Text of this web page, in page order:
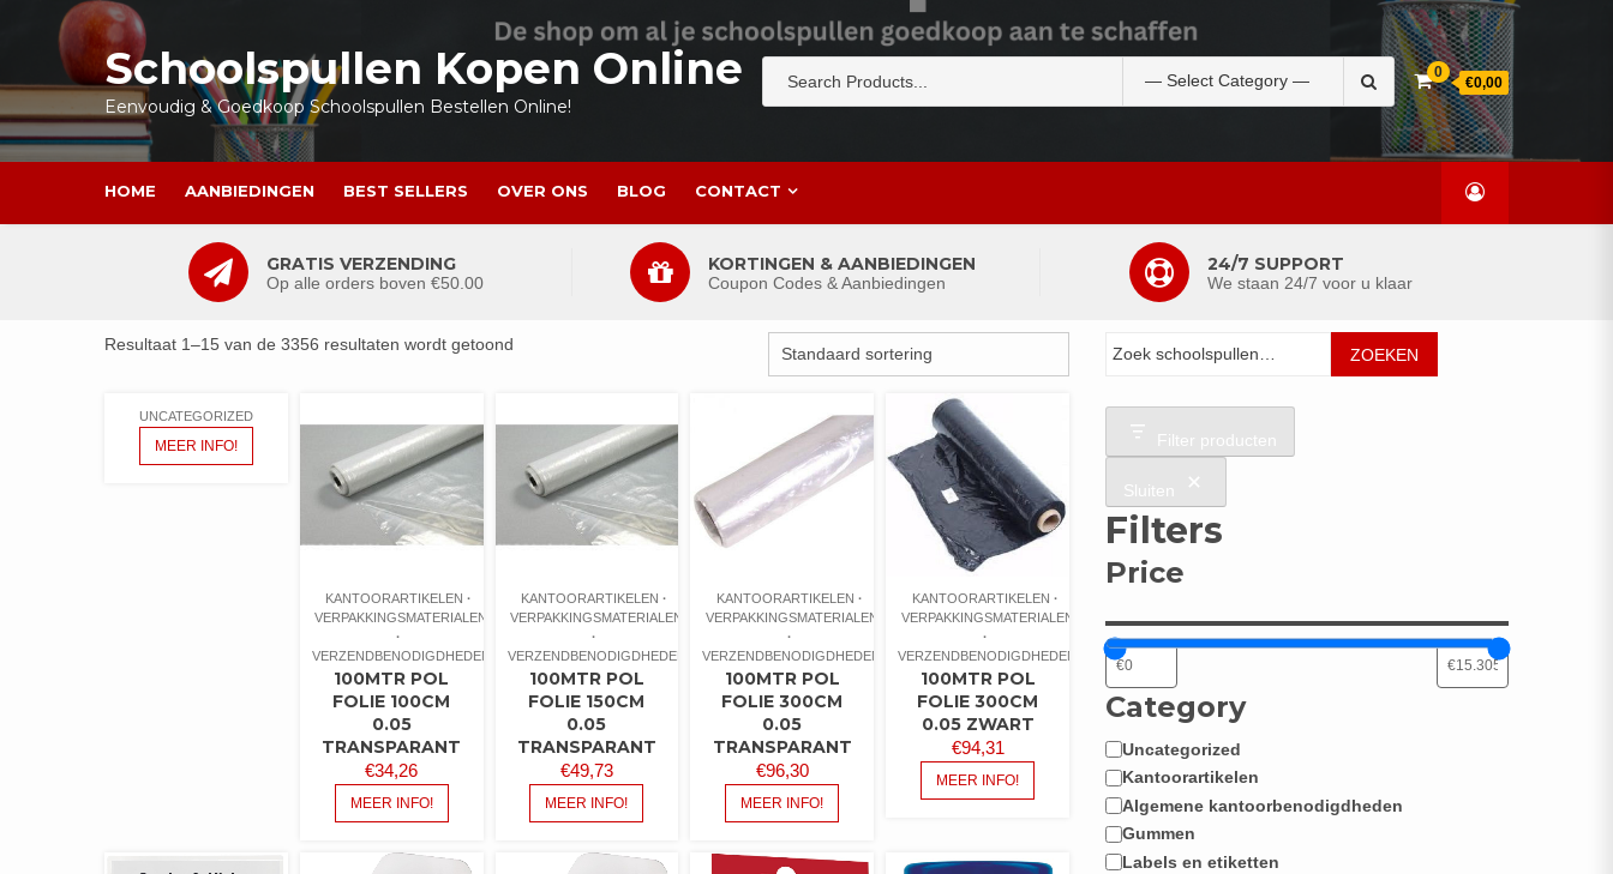
inhoud
Schoolspullen Kopen Online
Eenvoudig & Goedkoop Schoolspullen Bestellen Online!
naar:
0
€0,00
HOME AANBIEDINGEN BEST SELLERS OVER ONS BLOG CONTACT
GRATIS VERZENDING
Op alle orders boven €50.00
KORTINGEN & AANBIEDINGEN
Coupon Codes & Aanbiedingen
24/7 SUPPORT
We staan 24/7 voor u klaar
Resultaat 1–15 van de 3356 resultaten wordt getoond
UNCATEGORIZED
MEER INFO!
KANTOORARTIKELEN
VERPAKKINGSMATERIALEN
VERZENDBENODIGDHEDEN
100MTR POL
FOLIE 100CM
0.05
TRANSPARANT
€34,26
MEER INFO!
KANTOORARTIKELEN
VERPAKKINGSMATERIALEN
VERZENDBENODIGDHEDEN
100MTR POL
FOLIE 150CM
0.05
TRANSPARANT
€49,73
MEER INFO!
KANTOORARTIKELEN
VERPAKKINGSMATERIALEN
VERZENDBENODIGDHEDEN
100MTR POL
FOLIE 300CM
0.05
TRANSPARANT
€96,30
MEER INFO!
KANTOORARTIKELEN
VERPAKKINGSMATERIALEN
VERZENDBENODIGDHEDEN
100MTR POL
FOLIE 300CM
0.05 ZWART
€94,31
MEER INFO!
ZOEKEN
Filter producten
Sluiten
Filters
Price
Category
Categorie
Uncategorized
Kantoorartikelen
Algemene kantoorbenodigdheden
Gummen
Labels en etiketten